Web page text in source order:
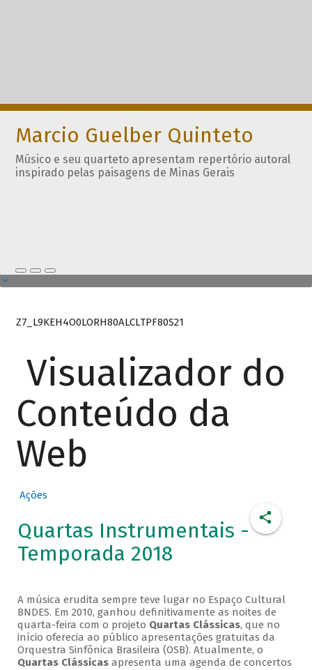
Marcio Guelber Quinteto
Músico e seu quarteto apresentam repertório autoral
inspirado pelas paisagens de Minas Gerais
Z7_L9KEH4O0LORH80ALCLTPF80S21
Visualizador do
Conteúdo da
Web
Ações
Quartas Instrumentais -
Temporada 2018
A música erudita sempre teve lugar no Espaço Cultural
BNDES. Em 2010, ganhou definitivamente as noites de
quarta-feira com o projeto Quartas Clássicas, que no
início oferecia ao público apresentações gratuitas da
Orquestra Sinfônica Brasileira (OSB). Atualmente, o
Quartas Clássicasapresenta uma agenda de concertos